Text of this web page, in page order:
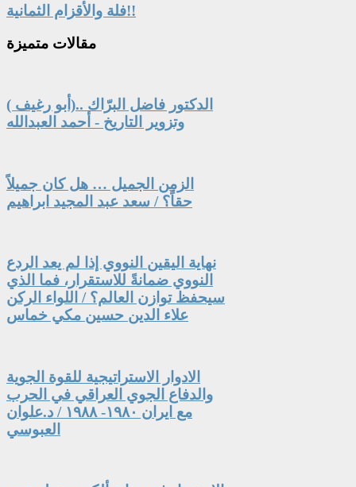
فلة والأقزام الثمانية!!
مقالات متميزة
الدكتور فاضل البرّاك ..(أبو رغيف )
وتزوير التاريخ - أحمد العبدالله
الزمن الجميل … هل كان جميلاً
حقاً؟ / سعد عبد المجيد ابراهيم
نهاية اليقين النووي إذا لم يعد الردع
النووي ضمانةً للاستقرار، فما الذي
سيحفظ توازن العالم؟ / اللواء الركن
علاء الدين حسين مكي خماس
الادوار الاستراتيجية للقوة الجوية
والدفاع الجوي العراقي في الحرب
مع ايران ١٩٨٠- ١٩٨٨ / د.علوان
العبوسي